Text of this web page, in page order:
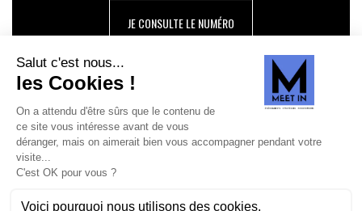
JE CONSULTE LE NUMÉRO
SUIVEZ-NOUS